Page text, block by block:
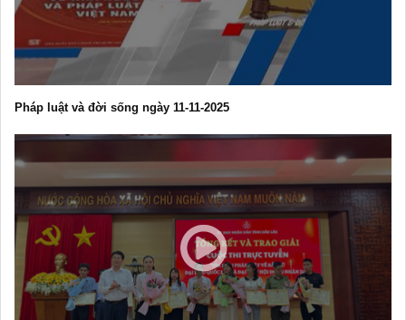
Pháp luật và đời sống ngày 11-11-2025